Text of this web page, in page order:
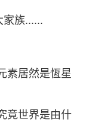
家族......
素居然是恆星
竟世界是由什